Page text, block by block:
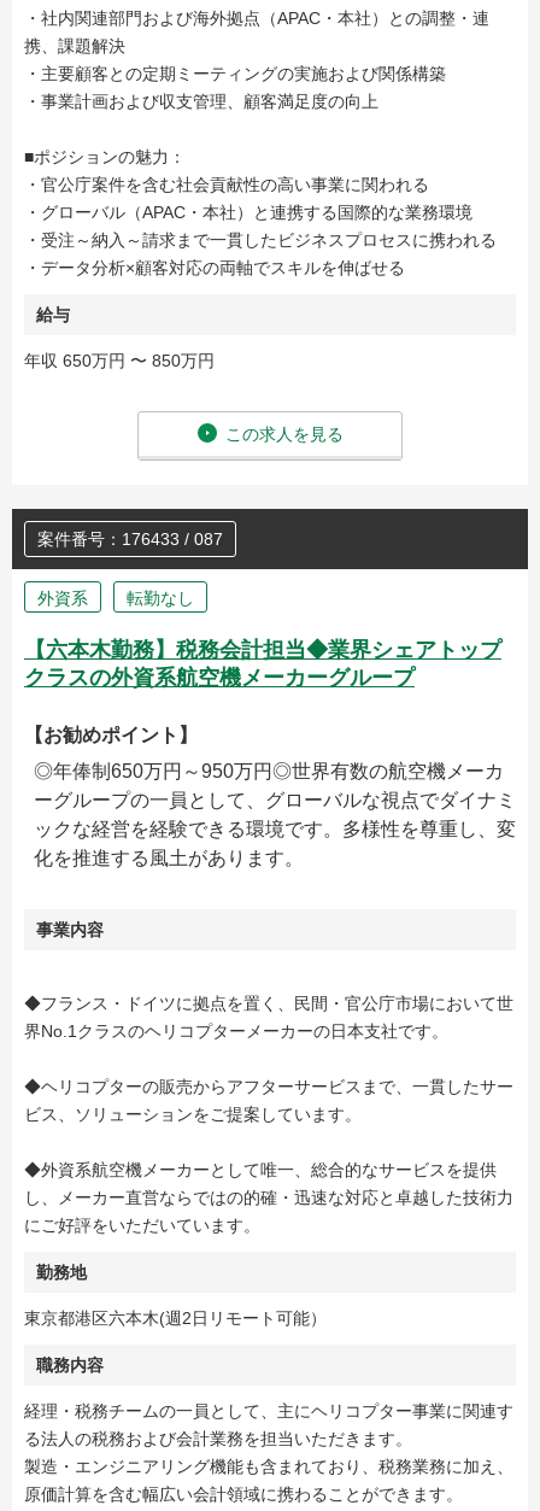
・社内関連部門および海外拠点（APAC・本社）との調整・連
携、課題解決
・主要顧客との定期ミーティングの実施および関係構築
・事業計画および収支管理、顧客満足度の向上
■ポジションの魅力：
・官公庁案件を含む社会貢献性の高い事業に関われる
・グローバル（APAC・本社）と連携する国際的な業務環境
・受注～納入～請求まで一貫したビジネスプロセスに携われる
・データ分析×顧客対応の両軸でスキルを伸ばせる
給与
年収 650万円 〜 850万円
この求人を見る
案件番号：176433 / 087
外資系 転勤なし
【六本木勤務】税務会計担当◆業界シェアトップ
クラスの外資系航空機メーカーグループ
【お勧めポイント】
◎年俸制650万円～950万円◎世界有数の航空機メーカ
ーグループの一員として、グローバルな視点でダイナミ
ックな経営を経験できる環境です。多様性を尊重し、変
化を推進する風土があります。
事業内容
◆フランス・ドイツに拠点を置く、民間・官公庁市場において世
界No.1クラスのヘリコプターメーカーの日本支社です。
◆ヘリコプターの販売からアフターサービスまで、一貫したサー
ビス、ソリューションをご提案しています。
◆外資系航空機メーカーとして唯一、総合的なサービスを提供
し、メーカー直営ならではの的確・迅速な対応と卓越した技術力
にご好評をいただいています。
勤務地
東京都港区六本木(週2日リモート可能）
職務内容
経理・税務チームの一員として、主にヘリコプター事業に関連す
る法人の税務および会計業務を担当いただきます。
製造・エンジニアリング機能も含まれており、税務業務に加え、
原価計算を含む幅広い会計領域に携わることができます。